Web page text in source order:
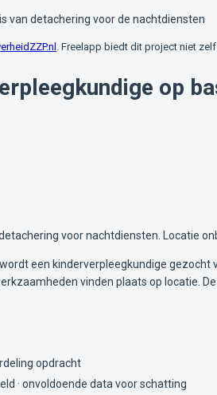
van detachering voor de nachtdiensten
. Freelapp biedt dit project niet zelf
op
voor nachtdiensten. Locatie
een kinderverpleegkundige
vinden plaats op locatie.
opdracht
· onvoldoende data voor schatting